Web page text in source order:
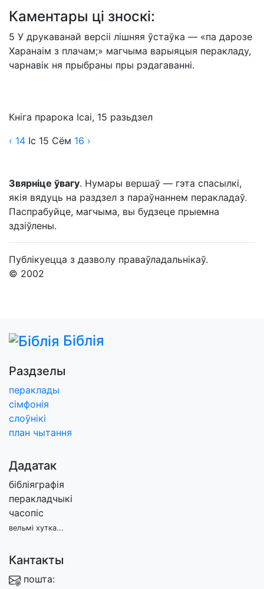
Каментары ці зноскі:
5 У друкаванай версіі лішняя ўстаўка — «па дарозе
Харанаім з плачам;» магчыма варыяцыя перакладу,
чарнавік ня прыбраны пры рэдагаванні.
Кніга прарока Ісаі, 15 разьдзел
‹ 14 Іс 15 Сём 16 ›
Звярніце ўвагу. Нумары вершаў — гэта спасылкі,
якія вядуць на раздзел з параўнаннем перакладаў.
Паспрабуйце, магчыма, вы будзеце прыемна
здзіўлены.
Публікуецца з дазволу праваўладальнікаў.
© 2002
Біблія
Раздзелы
пераклады
сімфонія
слоўнікі
план чытання
Дадатак
бібліяграфія
перакладчыкі
часопіс
вельмі хутка...
Кантакты
пошта: